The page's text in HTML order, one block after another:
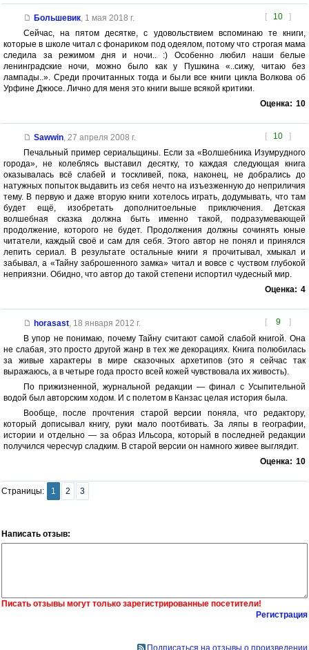
[ 10 ]
Большевик, 1 мая 2018 г.
Сейчас, на пятом десятке, с удовольствием вспоминаю те книги,
которые в школе читал с фонариком под одеялом, потому что строгая мама
следила за режимом дня и ночи.. :) Особенно любил наши белые
ленинградские ночи, можно было как у Пушкина «..сижу, читаю без
лампады..». Среди прочитанных тогда и были все книги цикла Волкова об
Урфине Джюсе. Лично для меня это книги выше всякой критики.
Оценка: 10
[ 10 ]
Sawwin, 27 апреля 2008 г.
Печальный пример сериальщины. Если за «Волшебника Изумрудного
города», не колеблясь выставил десятку, то каждая следующая книга
оказывалась всё слабей и тоскливей, пока, наконец, не добрались до
натужных попыток выдавить из себя нечто на изъезженную до неприличия
тему. В первую и даже вторую книги хотелось играть, додумывать, что там
будет ещё, изобретать дополнитоельные приключения. Детская
волшебная сказка должна быть именно такой, подразумевающей
продолжение, которого не будет. Продолжения должны сочинять юные
читатели, каждый своё и сам для себя. Этого автор не понял и принялся
лепить сериал. В результате остальные книги я прочитывал, хмыкал и
забывал, а «Тайну заброшенного замка» читал и вовсе с чуством глубокой
неприязни. Обидно, что автор до такой степени испортил чудесный мир.
Оценка: 4
[ 9 ]
horasast, 18 января 2012 г.
В упор не понимаю, почему Тайну считают самой слабой книгой. Она
не слабая, это просто другой жанр в тех же декорациях. Книга полюбилась
за живые характеры в мире сказочных архетипов (это я сейчас так
выражаюсь, а в четыре года просто всей кожей чувствовала их живость).
По прижизненной, журнальной редакции — финал с Усыпительной
водой был авторским ходом. И с полетом в Канзас целая история была.
Вообще, после прочтения старой версии поняла, что редактору,
который дописывал книгу, руки мало поотбивать. За ляпы в географии,
истории и отдельно — за образ Ильсора, который в последней редакции
получился чересчур сладким. В старой версии он намного живее выглядит.
Оценка: 10
Страницы: 1 2 3
Написать отзыв:
Писать отзывы могут только зарегистрированные посетители!
Регистрация
Подписаться на отзывы о произведении